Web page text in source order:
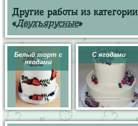
Другие работы из категории
«Двухъярусные»
Белый торт с
ягодами
С ягодами